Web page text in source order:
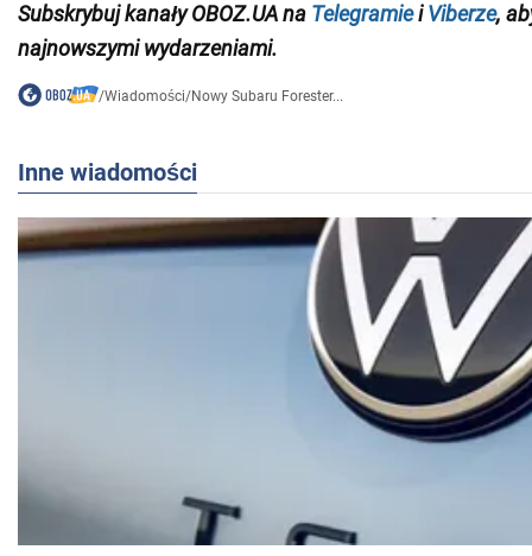
Subskrybuj kanały OBOZ.UA na TelegramieiViberze,
najnowszymi wydarzeniami.
/Wiadomości/Nowy Subaru Forester...
Inne wiadomości